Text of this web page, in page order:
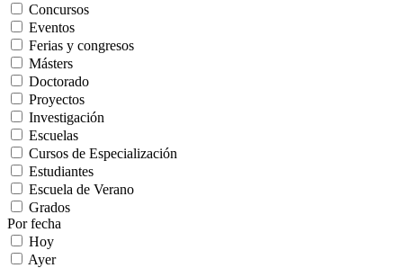
Concursos
Eventos
Ferias y congresos
Másters
Doctorado
Proyectos
Investigación
Escuelas
Cursos de Especialización
Estudiantes
Escuela de Verano
Grados
Por fecha
Hoy
Ayer